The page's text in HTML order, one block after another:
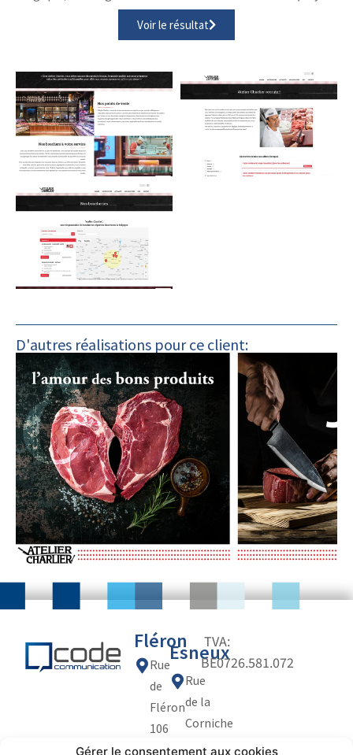
Gérer le consentement aux cookies
Voir le résultat
D'autres réalisations pour ce client:
Fléron
Rue
de
Fléron
106
4623
Esneux
Rue
de la
Corniche
TVA:
BE0726.581.072